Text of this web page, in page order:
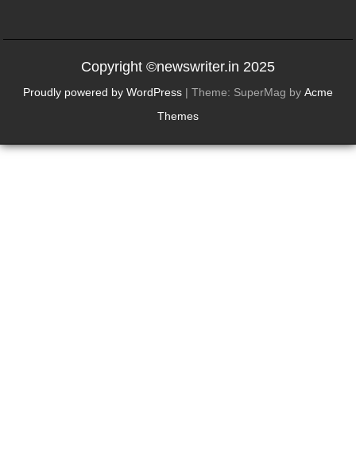
Copyright ©newswriter.in 2025
Proudly powered by WordPress | Theme: SuperMag by Acme
Themes